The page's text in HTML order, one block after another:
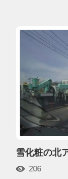
雪化粧の北
206